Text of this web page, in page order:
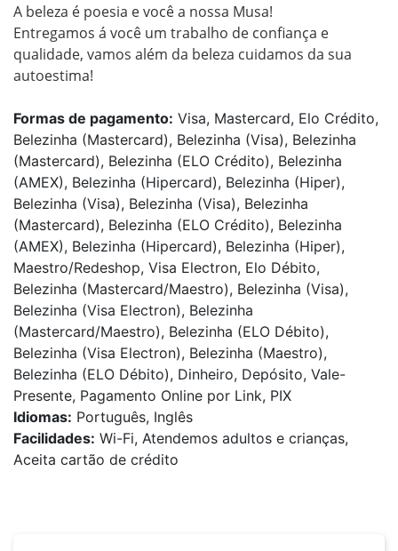
A beleza é poesia e você a nossa Musa!
Entregamos á você um trabalho de confiança e
qualidade, vamos além da beleza cuidamos da sua
autoestima!
Formas de pagamento: Visa, Mastercard, Elo Crédito,
Belezinha (Mastercard), Belezinha (Visa), Belezinha
(Mastercard), Belezinha (ELO Crédito), Belezinha
(AMEX), Belezinha (Hipercard), Belezinha (Hiper),
Belezinha (Visa), Belezinha (Visa), Belezinha
(Mastercard), Belezinha (ELO Crédito), Belezinha
(AMEX), Belezinha (Hipercard), Belezinha (Hiper),
Maestro/Redeshop, Visa Electron, Elo Débito,
Belezinha (Mastercard/Maestro), Belezinha (Visa),
Belezinha (Visa Electron), Belezinha
(Mastercard/Maestro), Belezinha (ELO Débito),
Belezinha (Visa Electron), Belezinha (Maestro),
Belezinha (ELO Débito), Dinheiro, Depósito, Vale-
Presente, Pagamento Online por Link, PIX
Idiomas: Português, Inglês
Facilidades: Wi-Fi, Atendemos adultos e crianças,
Aceita cartão de crédito